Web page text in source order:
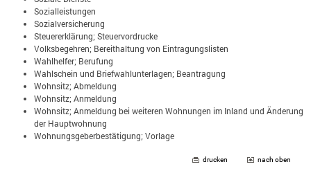
Sozialleistungen
Sozialversicherung
Steuererklärung; Steuervordrucke
Volksbegehren; Bereithaltung von Eintragungslisten
Wahlhelfer; Berufung
Wahlschein und Briefwahlunterlagen; Beantragung
Wohnsitz; Abmeldung
Wohnsitz; Anmeldung
Wohnsitz; Anmeldung bei weiteren Wohnungen im Inland und Änderung
der Hauptwohnung
Wohnungsgeberbestätigung; Vorlage
drucken nach oben